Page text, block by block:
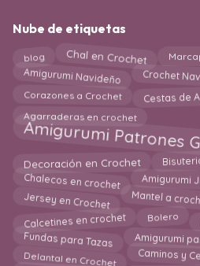
Nube de etiquetas
blog Chal en Crochet
Amigurumi Navideño Crochet
Corazones a Crochet Cestas de
Agarraderas en crochet
Amigurumi Patrones
Decoración en Crochet
Chalecos en crochet Amigurumi
Jersey en Crochet Mantel a
Calcetines en crochet Bolero
Fundas para Tazas Amigurumi
Delantal en Crochet Caminos y